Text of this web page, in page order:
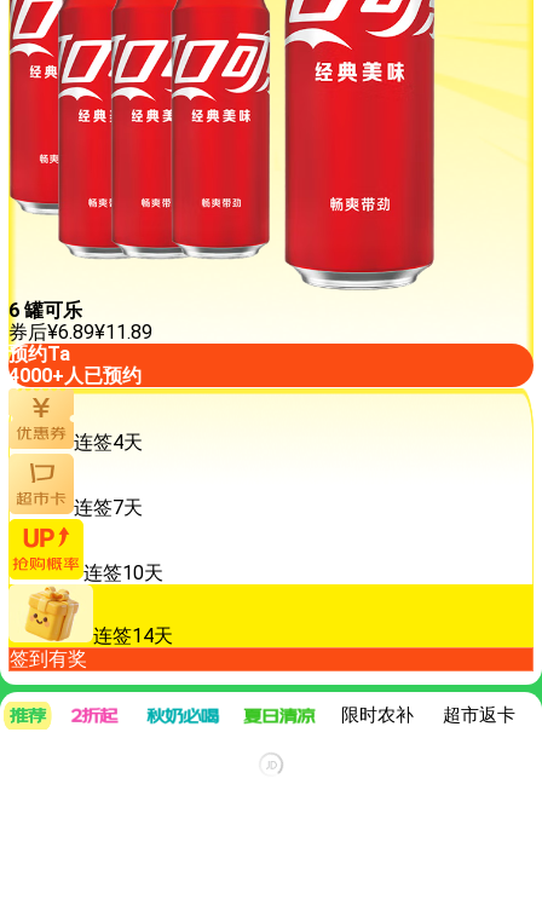
6 罐可乐
券后¥6.89¥11.89
预约Ta
4000+人已预约
连签4天
连签7天
连签10天
连签14天
签到有奖
限时农补 超市返卡